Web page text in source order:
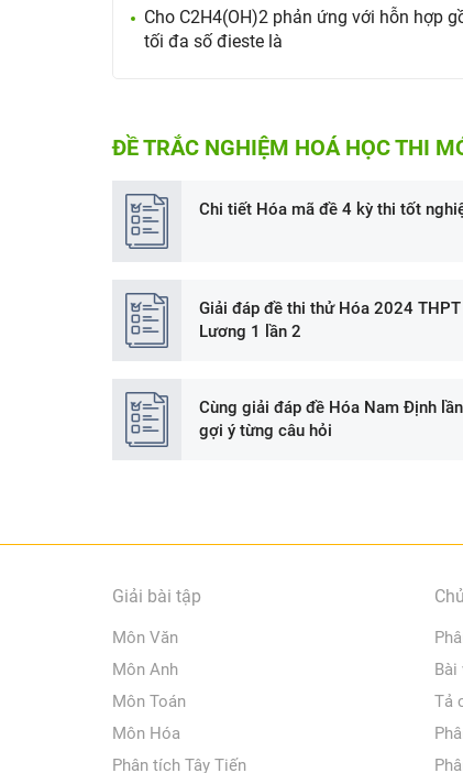
Cho C2H4(OH)2 phản ứng với hỗn hợp
tối đa số đieste là
ĐỀ TRẮC NGHIỆM HOÁ HỌC THI
Chi tiết Hóa mã đề 4 kỳ thi tốt
Giải đáp đề thi thử Hóa 2024
Lương 1 lần 2
Cùng giải đáp đề Hóa Nam Định
gợi ý từng câu hỏi
Giải bài tập
Môn Văn
Môn Anh
Môn Toán
Môn Hóa
Phân tích Tây Tiến
Bài
Tả